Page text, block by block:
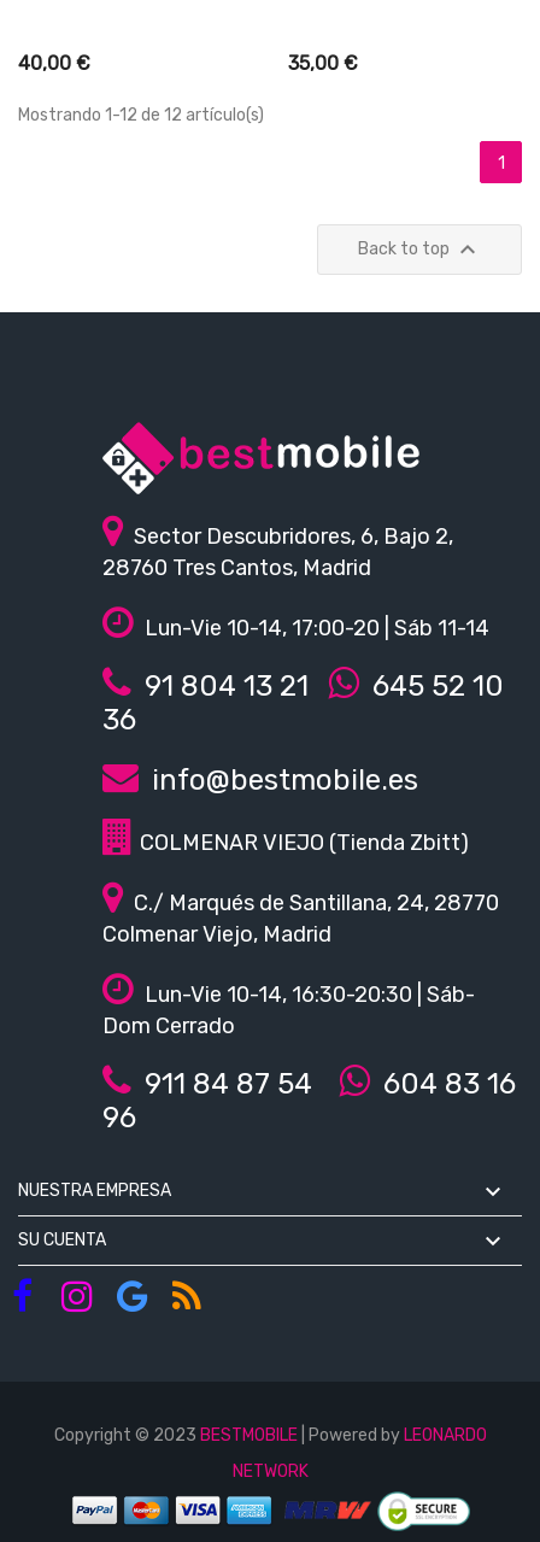
40,00 € 35,00 €
Mostrando 1-12 de 12 artículo(s)
1
Back to top 
Sector Descubridores, 6, Bajo 2,
28760 Tres Cantos, Madrid
Lun-Vie 10-14, 17:00-20 | Sáb 11-14
91 804 13 21
645 52 10
36
info@bestmobile.es
COLMENAR VIEJO (Tienda Zbitt)
C./ Marqués de Santillana, 24, 28770
Colmenar Viejo, Madrid
Lun-Vie 10-14, 16:30-20:30 | Sáb-
Dom Cerrado
911 84 87 54
604 83 16
96
NUESTRA EMPRESA 
SU CUENTA 
Copyright © 2023 BESTMOBILE| Powered by LEONARDO
NETWORK